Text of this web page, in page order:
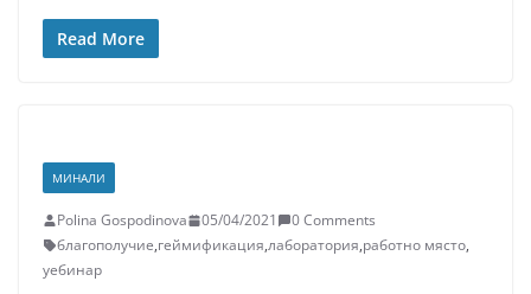
Read More
МИНАЛИ
Polina Gospodinova 05/04/2021
0 Comments
благополучие,геймификация,лаборатория,работно място,
уебинар